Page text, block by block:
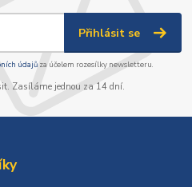
Přihlásit se
údajůza účelem rozesílky newsletteru.
Zasíláme jednou za 14 dní.